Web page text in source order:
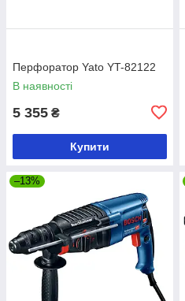
Перфоратор Yato YT-82122
В наявності
5 355 ₴
Купити
–13%